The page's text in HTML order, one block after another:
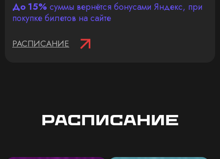
До 15% суммы вернётся бонусами Яндекс, при
покупке билетов на сайте
РАСПИСАНИЕ
Расписание